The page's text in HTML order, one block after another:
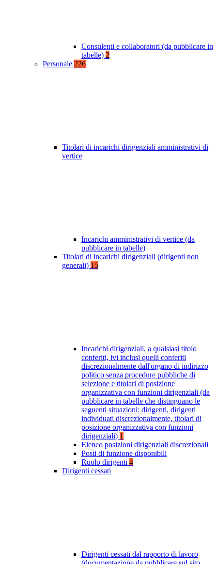
Consulenti e collaboratori (da pubblicare in
tabelle) 2
Personale 226
Titolari di incarichi dirigenziali amministrativi di
vertice
Incarichi amministrativi di vertice (da
pubblicare in tabelle)
Titolari di incarichi dirigenziali (dirigenti non
generali) 15
Incarichi dirigenziali, a qualsiasi titolo
conferiti, ivi inclusi quelli conferiti
discrezionalmente dall'organo di indirizzo
politico senza procedure pubbliche di
selezione e titolari di posizione
organizzativa con funzioni dirigenziali (da
pubblicare in tabelle che distinguano le
seguenti situazioni: dirigenti, dirigenti
individuati discrezionalmente, titolari di
posizione organizzativa con funzioni
dirigenziali) 1
Elenco posizioni dirigenziali discrezionali
Posti di funzione disponibili
Ruolo dirigenti 4
Dirigenti cessati
Dirigenti cessati dal rapporto di lavoro